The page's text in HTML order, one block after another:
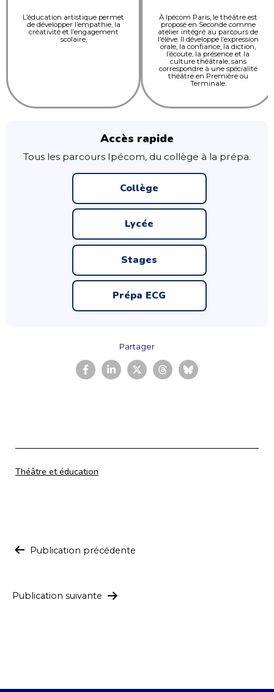
L’éducation artistique permet
de développer l’empathie, la
créativité et l’engagement
scolaire,
À Ipécom Paris, le théâtre est
proposé en Seconde comme
atelier intégré au parcours de
l’élève. Il développe l’expression
orale, la confiance, la diction,
l’écoute, la présence et la
culture théâtrale, sans
correspondre à une spécialité
théâtre en Première ou
Terminale.
Accès rapide
Tous les parcours Ipécom, du collège à la prépa.
Collège
Lycée
Stages
Prépa ECG
Partager
Catégorisé
Théâtre et éducation
Navigation
l’article
Publication précédente
Publication suivante